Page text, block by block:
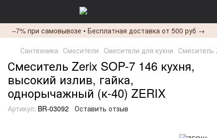
–7% при самовывозе • Бесплатная доставка от 500 руб →
Сантехника Смесители Смесители для кухни Смеситель
Смеситель Zerix SOP-7 146 кухня,
высокий излив, гайка,
однорычажный (к-40) ZERIX
Артикул: BR-03092 Оставить отзыв